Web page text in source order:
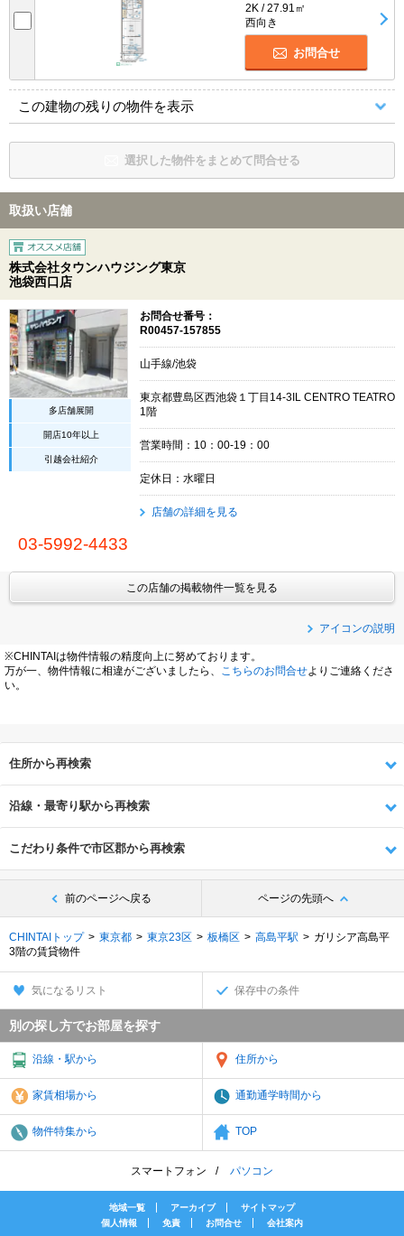
2K / 27.91㎡
西向き
お問合せ
この建物の残りの物件を表示
選択した物件をまとめて問合せる
取扱い店舗
株式会社タウンハウジング東京
池袋西口店
多店舗展開
開店10年以上
引越会社紹介
お問合せ番号：
R00457-157855
山手線/池袋
東京都豊島区西池袋１丁目14-3IL CENTRO TEATRO
1階
営業時間：10：00-19：00
定休日：水曜日
店舗の詳細を見る
03-5992-4433
この店舗の掲載物件一覧を見る
アイコンの説明
※CHINTAIは物件情報の精度向上に努めております。
万が一、物件情報に相違がございましたら、
こちらのお問合せよりご連絡くださ
い。
住所から再検索
沿線・最寄り駅から再検索
こだわり条件で市区郡から再検索
前のページへ戻る ページの先頭へ
CHINTAIトップ 東京都 東京23区 板橋区 高島平駅
ガリシア高島平
3階の賃貸物件
気になるリスト 保存中の条件
別の探し方でお部屋を探す
沿線・駅から 住所から
家賃相場から 通勤通学時間から
物件特集から TOP
スマートフォン パソコン
地域一覧 アーカイブ
サイトマップ
個人情報
免責 お問合せ 会社案内